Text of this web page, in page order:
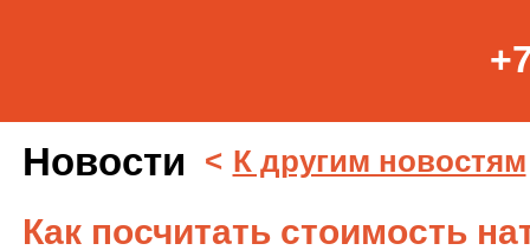
Новости < К другим новостям
Как посчитать стоимость